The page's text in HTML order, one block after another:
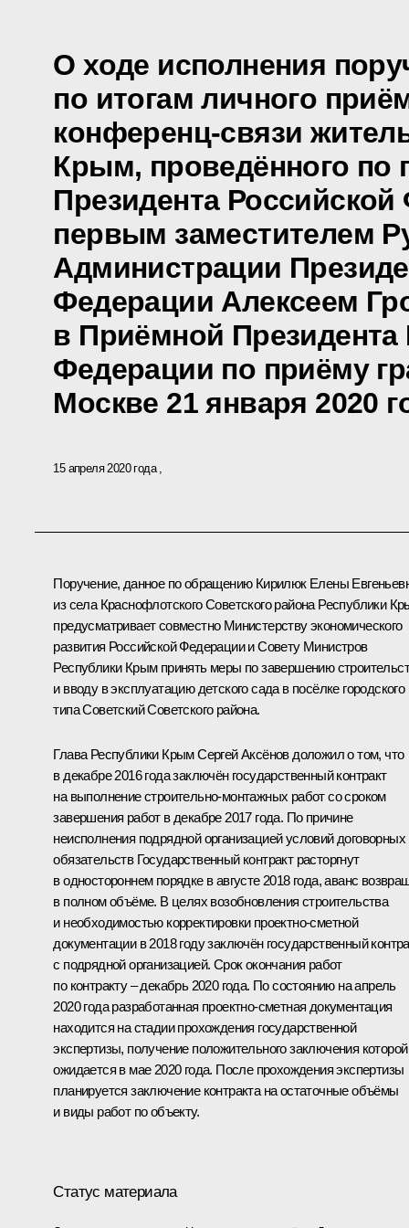
О ходе исполнения
по итогам личного
конференц-связи
Крым, проведённого по
Президента
первым заместителем
Администрации
Федерации Алексеем
в Приёмной Президента
Федерации по приёму
Москве 21 января 2020
15 апреля 2020 года
Поручение, данное по обращению Кирилюк Елены
из села Краснофлотского Советского района Республики
предусматривает совместно Министерству экономического
развития Российской Федерации и Совету Министров
Республики Крым принять меры по завершению
и вводу в эксплуатацию детского сада в посёлке городского
типа Советский Советского района.
Глава Республики Крым Сергей Аксёнов доложил о том, что
в декабре 2016 года заключён государственный контракт
на выполнение строительно-монтажных работ со сроком
завершения работ в декабре 2017 года. По причине
неисполнения подрядной организацией условий договорных
обязательств Государственный контракт расторгнут
в одностороннем порядке в августе 2018 года, аванс
в полном объёме. В целях возобновления строительства
и необходимостью корректировки проектно-сметной
документации в 2018 году заключён государственный
с подрядной организацией. Срок окончания работ
по контракту – декабрь 2020 года. По состоянию на апрель
2020 года разработанная проектно-сметная документация
находится на стадии прохождения государственной
экспертизы, получение положительного заключения которой
ожидается в мае 2020 года. После прохождения экспертизы
планируется заключение контракта на остаточные объёмы
и виды работ по объекту.
Статус материала